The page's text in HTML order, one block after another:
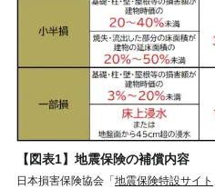
【図表1】地震保険の補償内容
日本損害保険協会「 地震保険特設サイト